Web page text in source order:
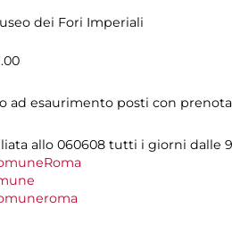
dei Fori Imperiali
ad esaurimento posti con
allo 060608 tutti i giorni dalle